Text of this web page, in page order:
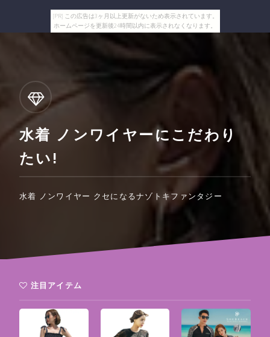
[PR] この広告は3ヶ月以上更新がないため表示されています。
ホームページを更新後24時間以内に表示されなくなります。
水着 ノンワイヤーにこだわり
たい!
水着 ノンワイヤー クセになるナゾトキファンタジー
注目アイテム